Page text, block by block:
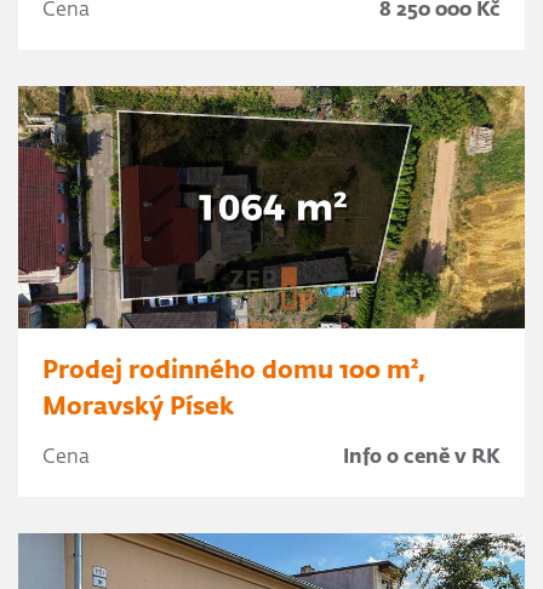
Cena 8 250 000 Kč
Prodej rodinného domu 100 m²,
Moravský Písek
Cena Info o ceně v RK